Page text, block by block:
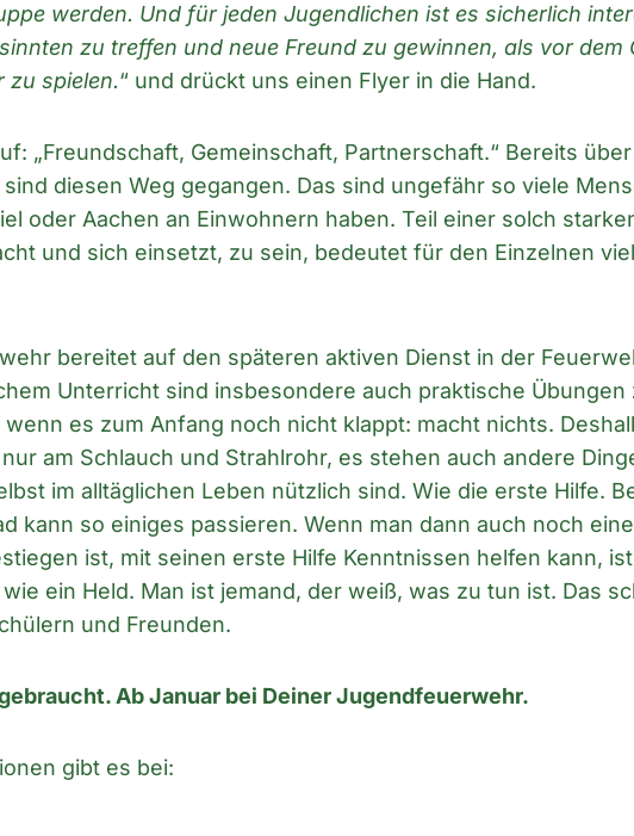
werden. Und für jeden Jugendlichen ist es sicherlich
zu treffen und neue Freund zu gewinnen, als vor dem
zu spielen.“ und drückt uns einen Flyer in die Hand.
„Freundschaft, Gemeinschaft, Partnerschaft.“ Bereits
diesen Weg gegangen. Das sind ungefähr so viele
oder Aachen an Einwohnern haben. Teil einer solch
und sich einsetzt, zu sein, bedeutet für den Einzelnen
bereitet auf den späteren aktiven Dienst in der
Unterricht sind insbesondere auch praktische Übungen
es zum Anfang noch nicht klappt: macht nichts.
am Schlauch und Strahlrohr, es stehen auch andere
im alltäglichen Leben nützlich sind. Wie die erste Hilfe.
kann so einiges passieren. Wenn man dann auch noch
ist, mit seinen erste Hilfe Kenntnissen helfen kann,
ein Held. Man ist jemand, der weiß, was zu tun ist. Das
und Freunden.
Ab Januar bei Deiner Jugendfeuerwehr.
gibt es bei: